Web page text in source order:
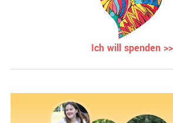
Ich will spenden >>